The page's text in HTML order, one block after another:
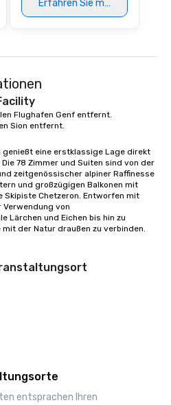
Erfahren Sie mehr
Flughafen Genf entfernt.
Sion entfernt.
genießt eine erstklassige Lage direkt
78 Zimmer und Suiten sind von der
zeitgenössischer alpiner Raffinesse
und großzügigen Balkonen mit
Skipiste Chetzeron. Entworfen mit
Verwendung von
Lärchen und Eichen bis hin zu
der Natur draußen zu verbinden.
entsprachen Ihren